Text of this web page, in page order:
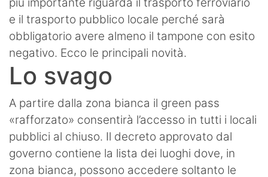
e il trasporto pubblico locale perché sarà
obbligatorio avere almeno il tampone con esito
negativo. Ecco le principali novità.
Lo svago
A partire dalla zona bianca il green pass
«rafforzato» consentirà l’accesso in tutti i locali
pubblici al chiuso. Il decreto approvato dal
governo contiene la lista dei luoghi dove, in
zona bianca, possono accedere soltanto le